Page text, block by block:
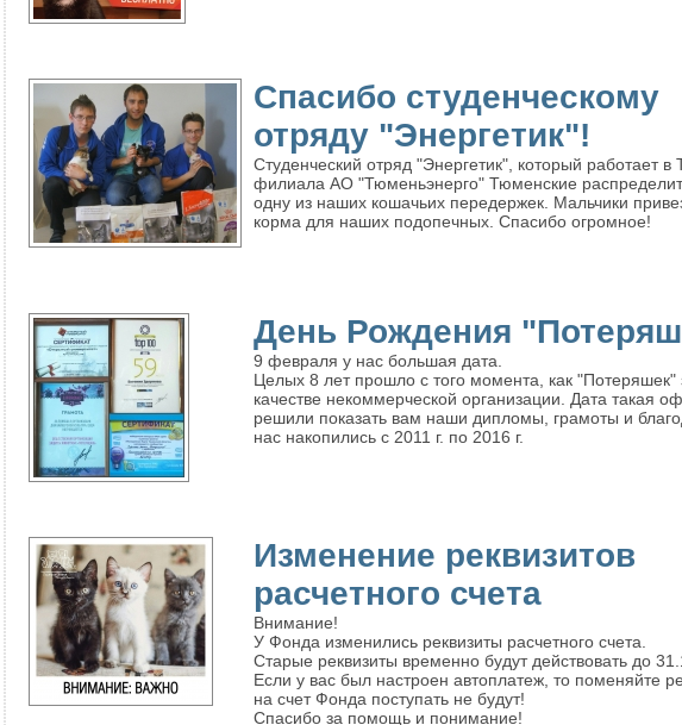
Спасибо студенческому
отряду "Энергетик"!
Студенческий отряд "Энергетик", который работает
филиала АО "Тюменьэнерго" Тюменские
одну из наших кошачьих передержек. Мальчики
корма для наших подопечных. Спасибо огромное!
День Рождения
9 февраля у нас большая дата.
Целых 8 лет прошло с того момента, как "Потеряшек"
качестве некоммерческой организации. Дата такая
решили показать вам наши дипломы, грамоты и
нас накопились с 2011 г. по 2016 г.
Изменение реквизитов
расчетного счета
Внимание!
У Фонда изменились реквизиты расчетного счета.
Старые реквизиты временно будут действовать до
Если у вас был настроен автоплатеж, то поменяйте
на счет Фонда поступать не будут!
Спасибо за помощь и понимание!